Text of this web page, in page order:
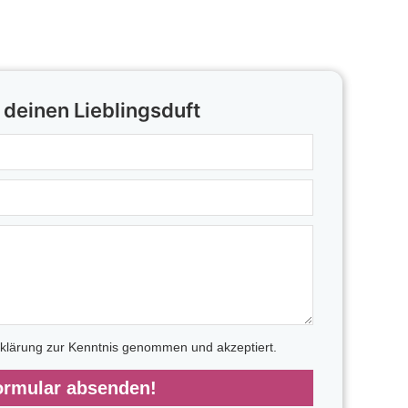
Lieblingsduft
zur Kenntnis genommen und akzeptiert.
absenden!